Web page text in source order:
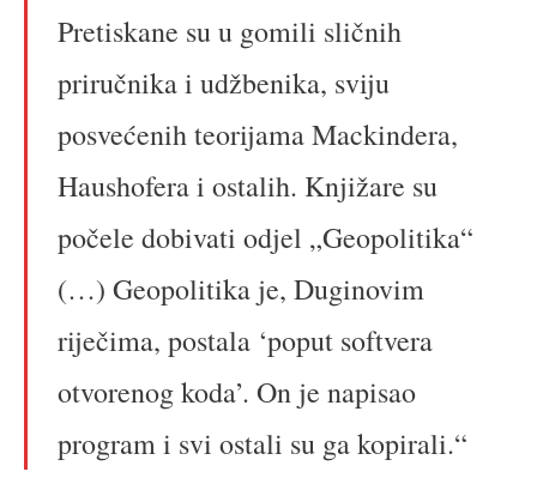
Pretiskane su u gomili sličnih
priručnika i udžbenika, sviju
posvećenih teorijama Mackindera,
Haushofera i ostalih. Knjižare su
počele dobivati odjel „Geopolitika“
(…) Geopolitika je, Duginovim
riječima, postala ‘poput softvera
otvorenog koda’. On je napisao
program i svi ostali su ga kopirali.“